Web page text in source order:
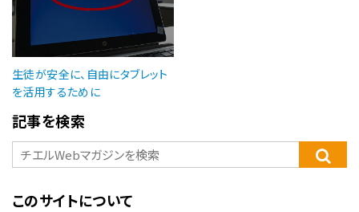
生徒が安全に、自由にタブレット
を活用するために
記事を検索
このサイトについて